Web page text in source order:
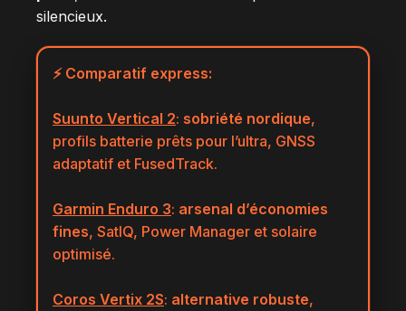
silencieux.
⚡ Comparatif express:
Suunto Vertical 2: sobriété nordique,
profils batterie prêts pour l’ultra, GNSS
adaptatif et FusedTrack.
Garmin Enduro 3: arsenal d’économies
fines, SatIQ, Power Manager et solaire
optimisé.
Coros Vertix 2S: alternative robuste,